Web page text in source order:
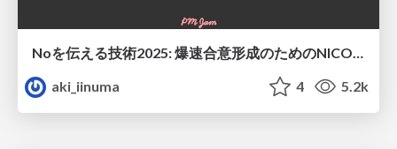
Noを伝える技術2025: 爆速合意形成のためのNICOフレームワーク速習 #pmconf2025
aki_iinuma
4 5.2k